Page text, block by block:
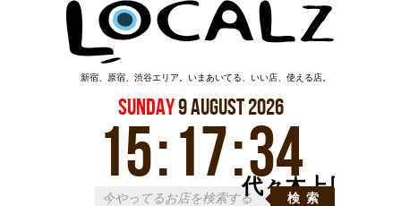
代々木上原
新宿、原宿、渋谷エリア。いまあいてる、いい店、使える店。
Sunday9August2026
15:17:34
検索